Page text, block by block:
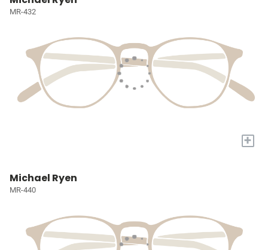
MR-432
+
Michael Ryen
MR-440